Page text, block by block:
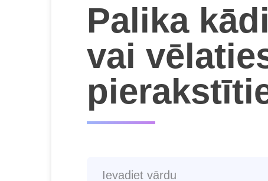
Palika
vai